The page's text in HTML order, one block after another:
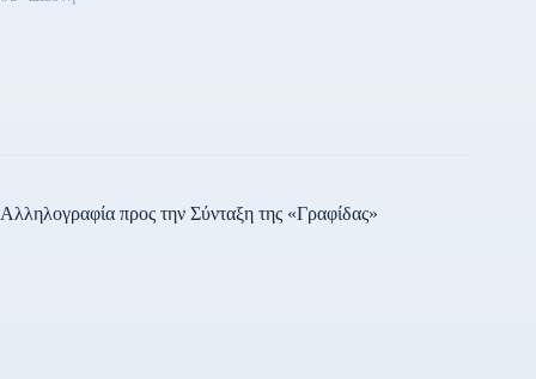
Αλληλογραφία προς την Σύνταξη της «Γραφίδας»